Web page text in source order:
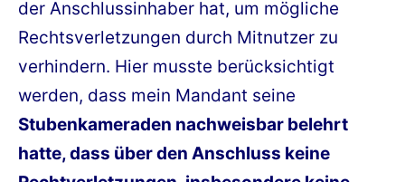
der Anschlussinhaber hat, um mögliche
Rechtsverletzungen durch Mitnutzer zu
verhindern. Hier musste berücksichtigt
werden, dass mein Mandant seine
Stubenkameraden nachweisbar belehrt
hatte, dass über den Anschluss keine